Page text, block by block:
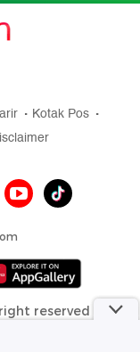
Kotak Pos
reserved